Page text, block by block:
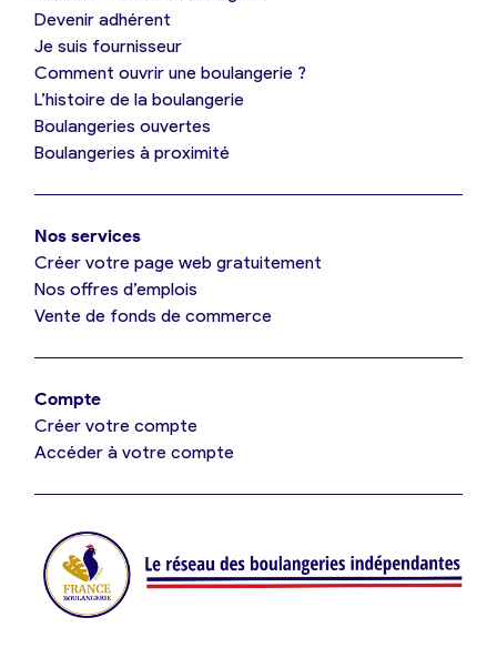
Je découvre France Boulangerie
Mes tarifs
Je référence ma boulangerie (gratuit)
Offres d’emploi
Je suis fournisseur
Je crée mon compte
09 86 23 49 09
Oui, appeler
Non, annuler
Devenir adhérent
Je suis fournisseur
Comment ouvrir une boulangerie ?
L’histoire de la boulangerie
Boulangeries ouvertes
Boulangeries à proximité
Nos services
Créer votre page web gratuitement
Nos offres d’emplois
Vente de fonds de commerce
Compte
Créer votre compte
Accéder à votre compte